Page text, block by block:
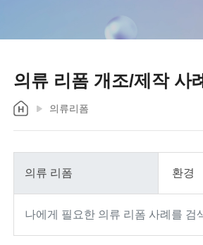
의류 리폼 개조/제작 사례
의류리폼